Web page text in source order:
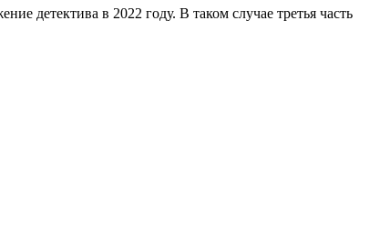
детектива в 2022 году. В таком случае третья часть